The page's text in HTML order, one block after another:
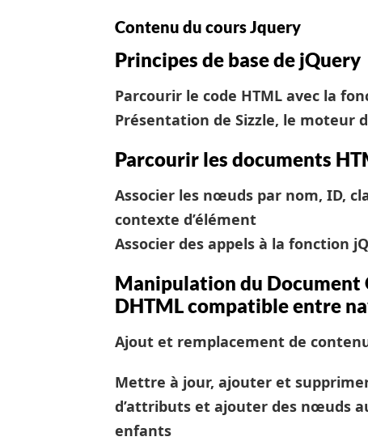
Contenu du cours Jquery
Principes de base de jQuery
Parcourir le code HTML avec la
Présentation de Sizzle, le moteur
Parcourir les documents
Associer les nœuds par nom, ID,
contexte d’élément
Associer des appels à la fonction
Manipulation du Document
DHTML compatible entre
Ajout et remplacement de
Mettre à jour, ajouter et
d’attributs et ajouter des nœuds
enfants